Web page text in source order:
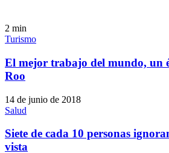
2 min
Turismo
El mejor trabajo del mundo, un
Roo
14 de junio de 2018
Salud
Siete de cada 10 personas
vista